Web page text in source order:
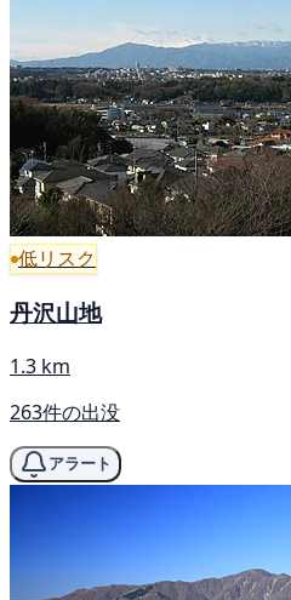
低リスク
丹沢山地
1.3 km
263件の出没
アラート